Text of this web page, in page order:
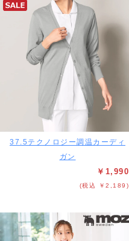
37.5テクノロジー調温カーディ
ガン
￥1,990
(税込 ￥2,189)